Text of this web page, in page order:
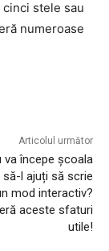
stele sau
numeroase
Articolul următor
va începe școala
l ajuți să scrie
mod interactiv?
aceste sfaturi
utile!